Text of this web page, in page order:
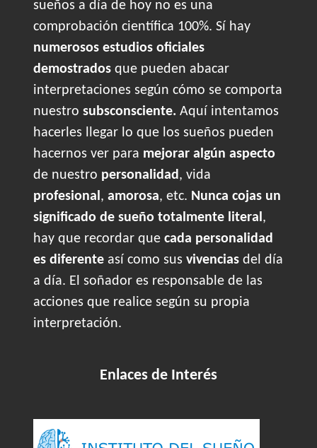
sueños a día de hoy no es una
comprobación científica 100%. Sí hay
numerosos estudios oficiales
demostrados que pueden abacar
interpretaciones según cómo se comporta
nuestro subsconsciente. Aquí intentamos
hacerles llegar lo que los sueños pueden
hacernos ver para mejorar algún aspecto
de nuestro personalidad, vida
profesional, amorosa, etc. Nunca cojas un
significado de sueño totalmente literal,
hay que recordar que cada personalidad
es diferente así como sus vivencias del día
a día. El soñador es responsable de las
acciones que realice según su propia
interpretación.
Enlaces de Interés